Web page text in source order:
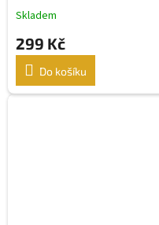
Skladem
299 Kč
Do košíku